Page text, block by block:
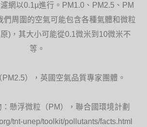
網以0.1µ進行。PM1.0、PM2.5、PM
們周圍的空氣可能包含各種氣體和微粒
)，其大小可能從0.1微米到10微米不
等。
），英國空氣品質專家團體。
懸浮微粒（PM），聯合國環境計劃
tnt-unep/toolkit/pollutants/facts.html